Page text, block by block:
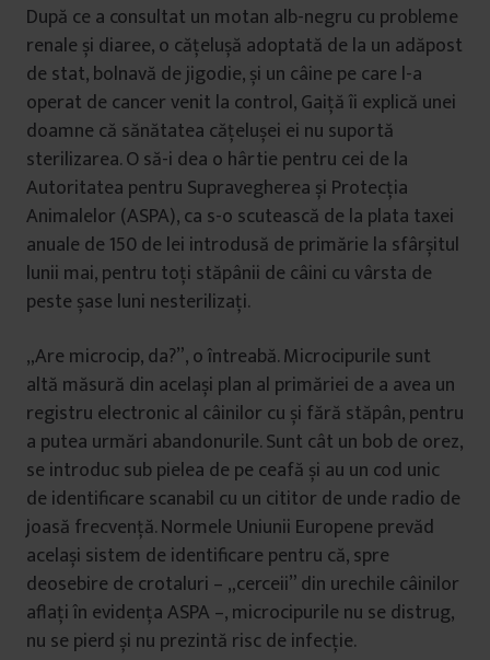
După ce a consultat un motan alb-negru cu probleme
renale și diaree, o cățelușă adoptată de la un adăpost
de stat, bolnavă de jigodie, și un câine pe care l-a
operat de cancer venit la control, Gaiță îi explică unei
doamne că sănătatea cățelușei ei nu suportă
sterilizarea. O să-i dea o hârtie pentru cei de la
Autoritatea pentru Supravegherea și Protecția
Animalelor (ASPA), ca s-o scutească de la plata taxei
anuale de 150 de lei introdusă de primărie la sfârșitul
lunii mai, pentru toți stăpânii de câini cu vârsta de
peste șase luni nesterilizați.
„Are microcip, da?”, o întreabă. Microcipurile sunt
altă măsură din același plan al primăriei de a avea un
registru electronic al câinilor cu și fără stăpân, pentru
a putea urmări abandonurile. Sunt cât un bob de orez,
se introduc sub pielea de pe ceafă și au un cod unic
de identificare scanabil cu un cititor de unde radio de
joasă frecvență. Normele Uniunii Europene prevăd
același sistem de identificare pentru că, spre
deosebire de crotaluri – „cerceii” din urechile câinilor
aflați în evidența ASPA –, microcipurile nu se distrug,
nu se pierd și nu prezintă risc de infecție.